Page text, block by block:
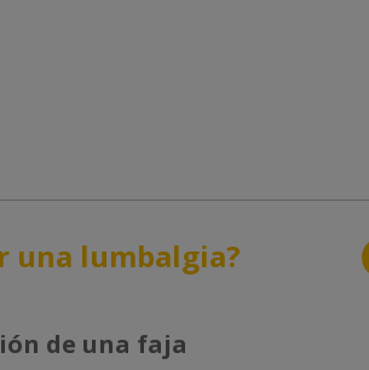
una lumbalgia?
de una faja